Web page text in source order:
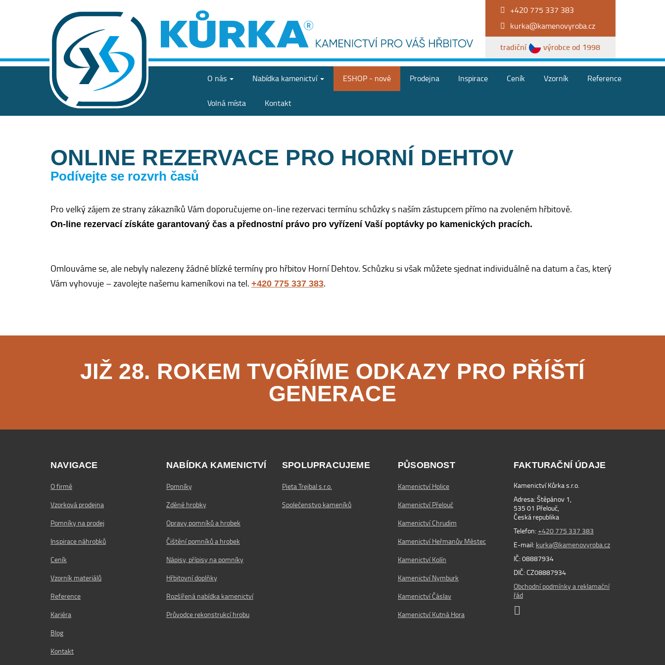
+420 775 337 383
kurka@kamenovyroba.cz
tradiční
výrobce od 1998
O nás Nabídkakamenictví ESHOP - nové Prodejna Inspirace Ceník Vzorník
Reference
Volná místa
Kontakt
ONLINE REZERVACE PRO HORNÍ DEHTOV
Podívejte se rozvrh časů
Pro velký zájem ze strany zákazníků Vám doporučujeme on-line rezervaci termínu schůzky s naším zástupcem přímo na zvoleném hřbitově.
On-line rezervací získáte garantovaný čas a přednostní právo pro vyřízení Vaší poptávky po kamenických pracích.
Omlouváme se, ale nebyly nalezeny žádné blízké termíny pro hřbitov Horní Dehtov. Schůzku si však můžete sjednat individuálně na datum a čas, který
Vám vyhovuje – zavolejte našemu kameníkovi na tel. +420 775 337 383.
JIŽ 28. ROKEM TVOŘÍME ODKAZY PRO PŘÍŠTÍ
GENERACE
NAVIGACE
O firmě
Vzorková prodejna
Pomníky na prodej
Inspirace náhrobků
Ceník
Vzorník materiálů
Reference
Kariéra
Blog
Kontakt
NABÍDKA KAMENICTVÍ
Pomníky
Zděné hrobky
Opravy pomníků a hrobek
Čištění pomníků a hrobek
Nápisy, přípisy na pomníky
Hřbitovní doplňky
Rozšířená nabídka kamenictví
Průvodce rekonstrukcí hrobu
SPOLUPRACUJEME
Pieta Trejbal s.r.o.
Společenstvo kameníků
PŮSOBNOST
Kamenictví Holice
Kamenictví Přelouč
Kamenictví Chrudim
Kamenictví Heřmanův Městec
Kamenictví Kolín
Kamenictví Nymburk
Kamenictví Čáslav
Kamenictví Kutná Hora
FAKTURAČNÍ ÚDAJE
Kamenictví Kůrka s.r.o.
Adresa: Štěpánov 1,
535 01 Přelouč,
Česká republika
Telefon:+420 775 337 383
E-mail:kurka@kamenovyroba.cz
IČ: 08887934
DIČ: CZ08887934
Obchodní podmínky a reklamační
řád